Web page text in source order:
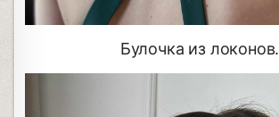
Булочка из локонов.